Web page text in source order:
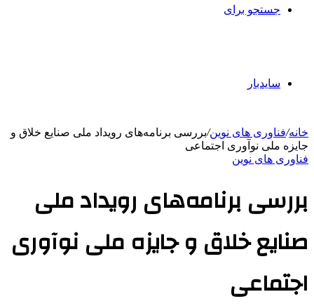
جستجو برای
سایدبار
خانه/فناوری های نوین/بررسی برنامه‌های رویداد ملی صنایع خلاق و
جایزه ملی نوآوری اجتماعی
فناوری های نوین
بررسی برنامه‌های رویداد ملی
صنایع خلاق و جایزه ملی نوآوری
اجتماعی